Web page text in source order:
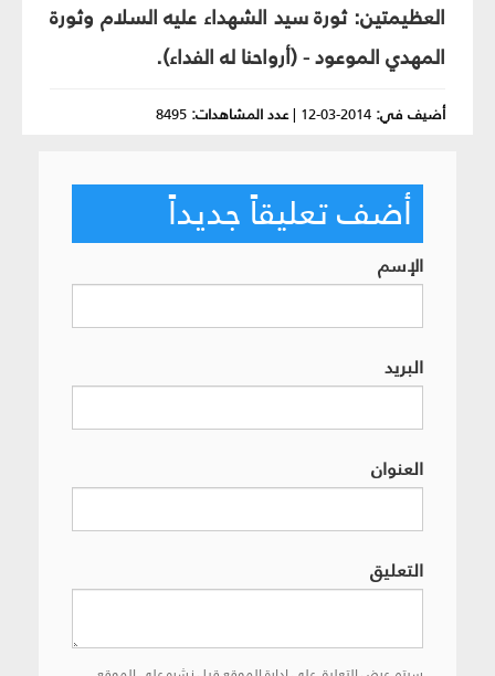
العظيمتين: ثورة سيد الشهداء عليه السلام وثورة
المهدي الموعود - (أرواحنا له الفداء).
أضيف في: 2014-03-12
|عدد المشاهدات: 8495
أضف تعليقاً جديداً
الإسم
البريد
العنوان
التعليق